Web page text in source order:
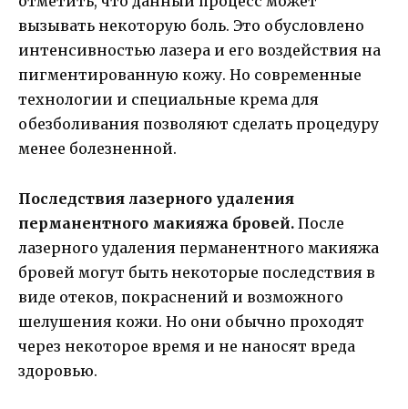
вызывать некоторую боль. Это обусловлено
интенсивностью лазера и его воздействия на
пигментированную кожу. Но современные
технологии и специальные крема для
обезболивания позволяют сделать процедуру
менее болезненной.
Последствия лазерного удаления
перманентного макияжа бровей. После
лазерного удаления перманентного макияжа
бровей могут быть некоторые последствия в
виде отеков, покраснений и возможного
шелушения кожи. Но они обычно проходят
через некоторое время и не наносят вреда
здоровью.